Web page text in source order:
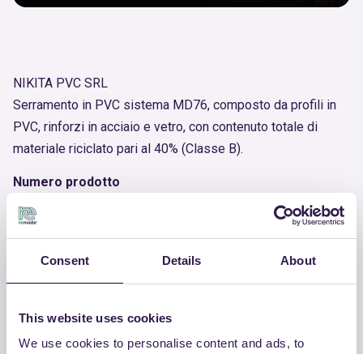
Consent Details About
This website uses cookies
We use cookies to personalise content and ads, to
NIKITA PVC SRL
Serramento in PVC sistema MD76, composto da profili in
PVC, rinforzi in acciaio e vetro, con contenuto totale di
materiale riciclato pari al 40% (Classe B).
Numero prodotto
Documenti utili